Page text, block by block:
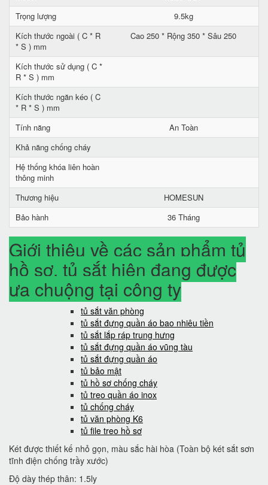
Trọng lượng
9.5kg
Kích thước ngoài ( C * R
* S ) mm
Cao 250 * Rộng 350 * Sâu 250
Kích thước sử dụng ( C *
R * S ) mm
Kích thước ngăn kéo ( C
* R * S ) mm
Tính năng
An Toàn
Khả năng chống cháy
Hệ thống khóa liên hoàn
thông minh
Thương hiệu
HOMESUN
Bảo hành
36 Tháng
Giới thiệu về các sản phẩm tủ
hồ sơ, tủ sắt hiện đang được
ưa chuộng tại công ty
tủ sắt văn phòng
tủ sắt đựng quần áo bao nhiêu tiền
tủ sắt lắp ráp trung hưng
tủ sắt đựng quần áo vũng tàu
tủ sắt đựng quần áo
tủ bảo mật
tủ hồ sơ chống cháy
tủ treo quần áo inox
tủ chống cháy
tủ văn phòng K6
tủ file treo hồ sơ
Két được thiết kế nhỏ gọn, màu sắc hài hòa (Toàn bộ két sắt sơn
tĩnh điện chống trầy xước)
Độ dày thép thân: 1.5ly